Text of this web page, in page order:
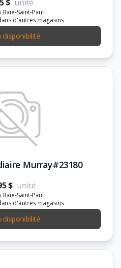
$ unité
Saint-Paul
d'autres magasins
disponibilité
Murray#23180
$ unité
Saint-Paul
d'autres magasins
disponibilité